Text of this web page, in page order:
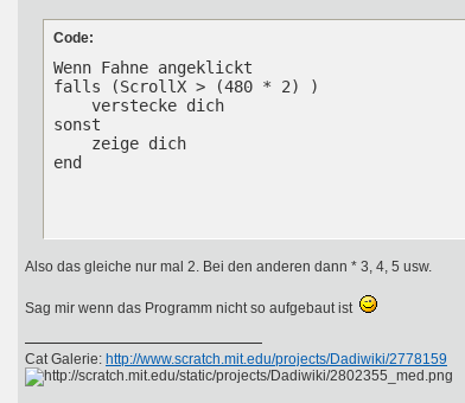
Code:
Wenn Fahne angeklickt
falls (ScrollX > (480 * 2) )
    verstecke dich
sonst
    zeige dich
end
Also das gleiche nur mal 2. Bei den anderen dann * 3, 4, 5 usw.
Sag mir wenn das Programm nicht so aufgebaut ist
Cat Galerie: http://www.scratch.mit.edu/projects/Dadiwiki/2778159